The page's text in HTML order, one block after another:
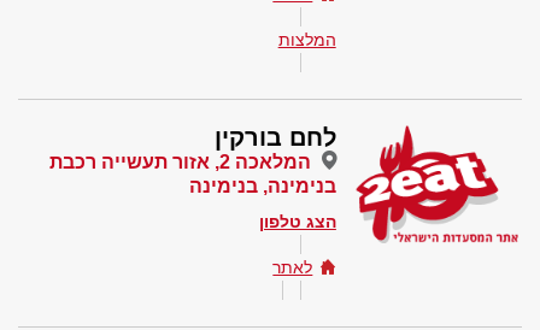
המלצות
לחם בורקין
המלאכה 2, אזור תעשייה רכבת
בנימינה, בנימינה
הצג טלפון
לאתר